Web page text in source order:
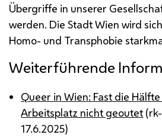
Übergriffe in unserer
werden. Die Stadt Wien wird
Homo- und Transphobie
Weiterführende
Queer in Wien: Fast die
Arbeitsplatz nicht geoutet
17.6.2025)